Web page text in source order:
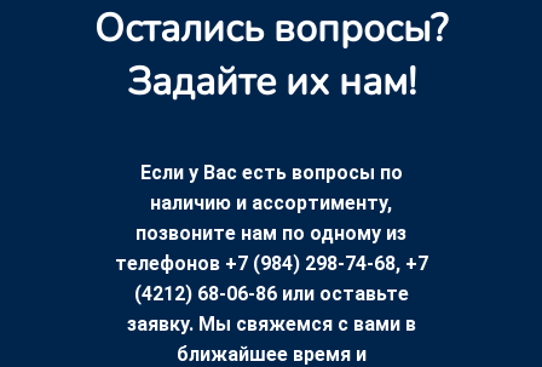
Остались вопросы?
Задайте их нам!
Если у Вас есть вопросы по
наличию и ассортименту,
позвоните нам по одному из
телефонов +7 (984) 298-74-68, +7
(4212) 68-06-86 или оставьте
заявку. Мы свяжемся с вами в
ближайшее время и